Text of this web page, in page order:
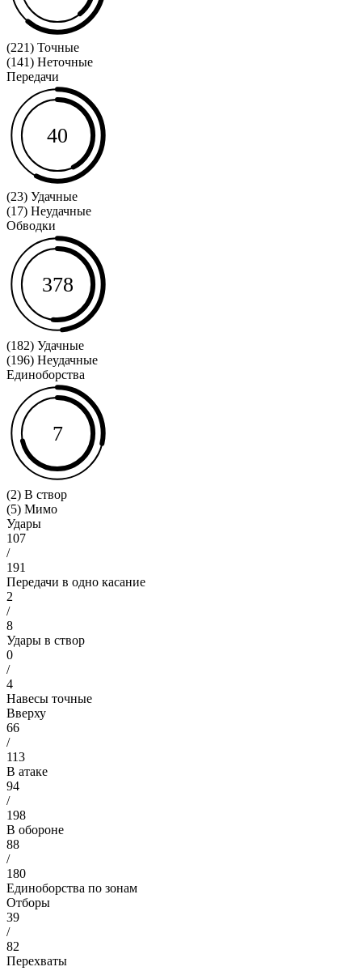
(221) Точные
(141) Неточные
Передачи
40
(23) Удачные
(17) Неудачные
Обводки
378
(182) Удачные
(196) Неудачные
Единоборства
7
(2) В створ
(5) Мимо
Удары
107
/
191
Передачи в одно касание
2
/
8
Удары в створ
0
/
4
Навесы точные
Вверху
66
/
113
В атаке
94
/
198
В обороне
88
/
180
Единоборства по зонам
Отборы
39
/
82
Перехваты